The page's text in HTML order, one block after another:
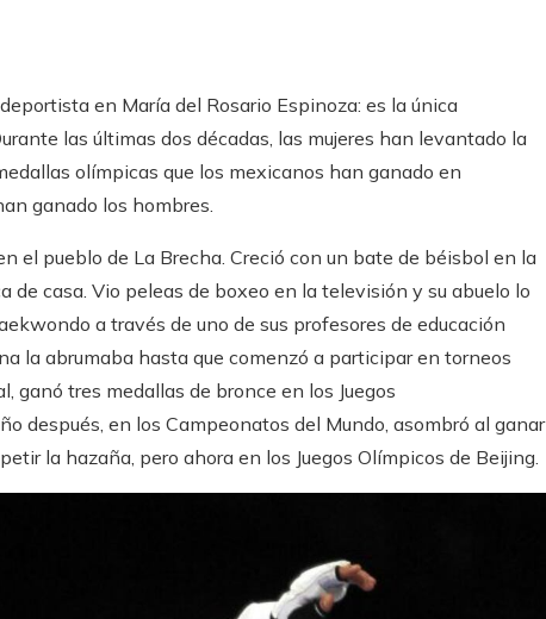
en María del Rosario Espinoza: es la única
las últimas dos décadas, las mujeres han levantado la
olímpicas que los mexicanos han ganado en
ganado los hombres.
el pueblo de La Brecha. Creció con un bate de béisbol en la
de casa. Vio peleas de boxeo en la televisión y su abuelo lo
a través de uno de sus profesores de educación
la abrumaba hasta que comenzó a participar en torneos
ganó tres medallas de bronce en los Juegos
después, en los Campeonatos del Mundo, asombró al ganar
la hazaña, pero ahora en los Juegos Olímpicos de Beijing.